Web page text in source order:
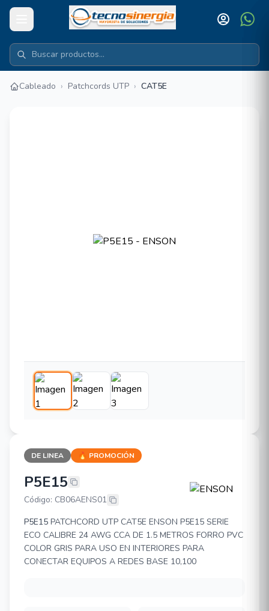
Cableado › Patchcords UTP › CAT5E
DE LINEA 🔥 PROMOCIÓN
ENSON P5E15
P5E15
Código: CB06AENS01
P5E15 PATCHCORD UTP CAT5E ENSON P5E15 SERIE
ECO CALIBRE 24 AWG CCA DE 1.5 METROS FORRO PVC
COLOR GRIS PARA USO EN INTERIORES PARA
CONECTAR EQUIPOS A REDES BASE 10,100